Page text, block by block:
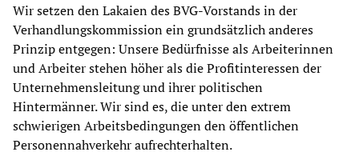
Wir setzen den Lakaien des BVG-Vorstands in der
Verhandlungskommission ein grundsätzlich anderes
Prinzip entgegen: Unsere Bedürfnisse als Arbeiterinnen
und Arbeiter stehen höher als die Profitinteressen der
Unternehmensleitung und ihrer politischen
Hintermänner. Wir sind es, die unter den extrem
schwierigen Arbeitsbedingungen den öffentlichen
Personennahverkehr aufrechterhalten.